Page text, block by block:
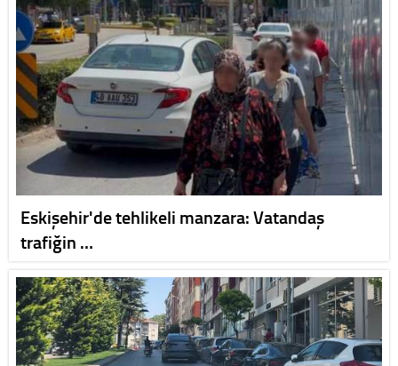
Eskişehir'de tehlikeli manzara: Vatandaş
trafiğin …